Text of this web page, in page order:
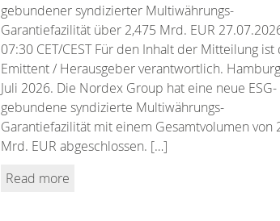
gebundener syndizierter Multiwährungs-
Garantiefazilität über 2,475 Mrd. EUR
07:30 CET/CEST Für den Inhalt der Mitteilung ist
Emittent / Herausgeber verantwortlich.
Juli 2026. Die Nordex Group hat eine neue ESG-
gebundene syndizierte Multiwährungs-
Garantiefazilität mit einem Gesamtvolumen von
Mrd. EUR abgeschlossen. […]
Read more